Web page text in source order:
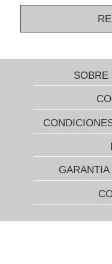
SOBRE